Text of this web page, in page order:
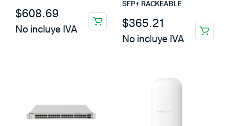
$608.69
No incluye IVA
SFP+ RACKEABLE
$365.21
No incluye IVA